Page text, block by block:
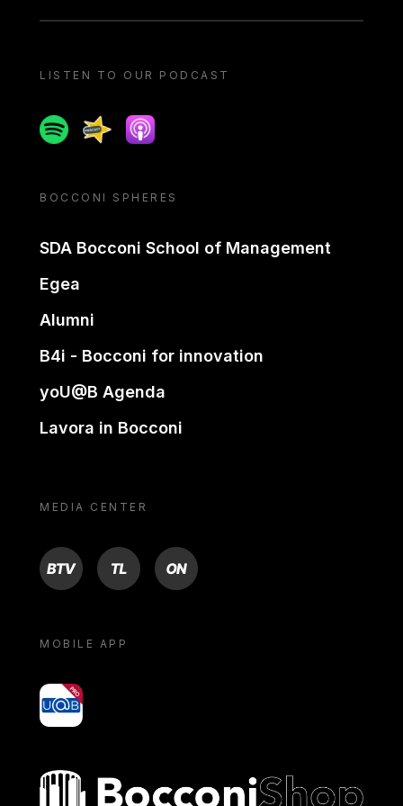
LISTEN TO OUR PODCAST
SpotifySpreakerApple podcast
BOCCONI SPHERES
SDA Bocconi School of Management
Egea
Alumni
B4i - Bocconi for innovation
yoU@B Agenda
Lavora in Bocconi
MEDIA CENTER
BTV TL ON
MOBILE APP
yoU@B
Bocconi shop